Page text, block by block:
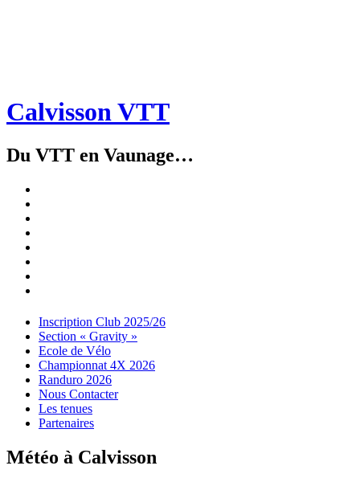
Calvisson VTT
Du VTT en Vaunage…
Menu
Widgets
Recherche
Aller
contenu
Inscription Club 2025/26
Section « Gravity »
Ecole de Vélo
Championnat 4X 2026
Randuro 2026
Nous Contacter
Les tenues
Partenaires
Météo à Calvisson